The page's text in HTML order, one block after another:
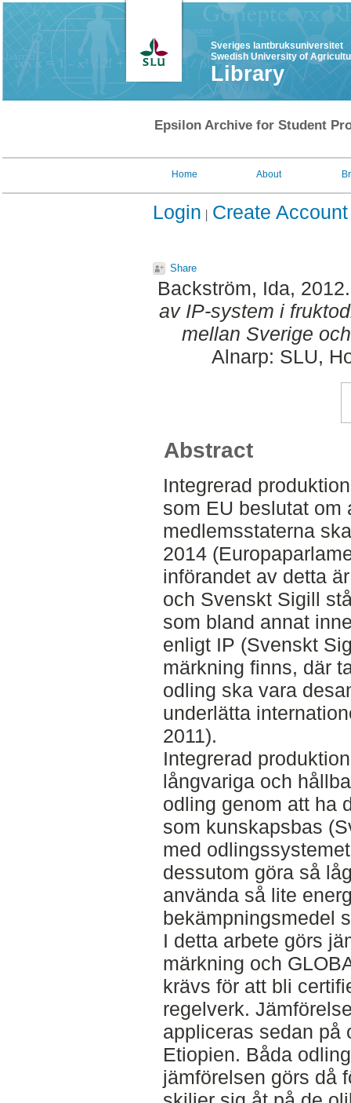
Sveriges lantbruksuniversitet
Swedish University of
Library
Epsilon Archive for Student
Home About
Login Create Account
Share
Backström, Ida,
av IP-system i
mellan Sverige
Alnarp: SLU,
Abstract
Integrerad
som EU beslutat om
medlemsstaterna
2014
införandet av detta
och Svenskt Sigill
som bland annat
enligt IP (Svenskt
märkning finns, där
odling ska vara
underlätta
2011).
Integrerad
långvariga och
odling genom att ha
som kunskapsbas
med
dessutom göra så
använda så lite
bekämpningsmedel
I detta arbete görs
märkning och
krävs för att bli
regelverk.
appliceras sedan på
Etiopien. Båda
jämförelsen görs då